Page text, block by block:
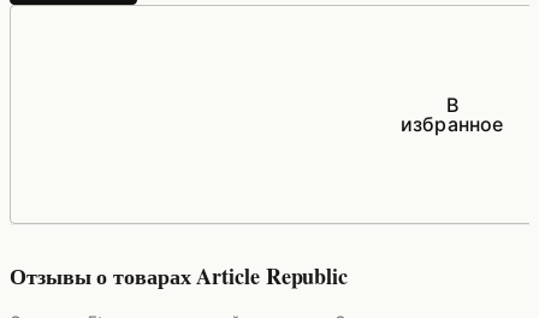
В
избранное
Отзывы о товарах Article Republic